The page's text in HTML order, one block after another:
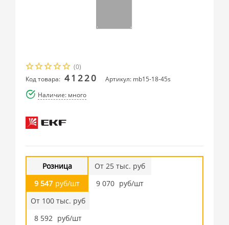
(0)
Код товара: 41220
Артикул: mb15-18-45s
Наличие: много
Розница
9 547 руб/шт
От 25 тыс. руб
9 070 руб/шт
От 100 тыс. руб
8 592 руб/шт